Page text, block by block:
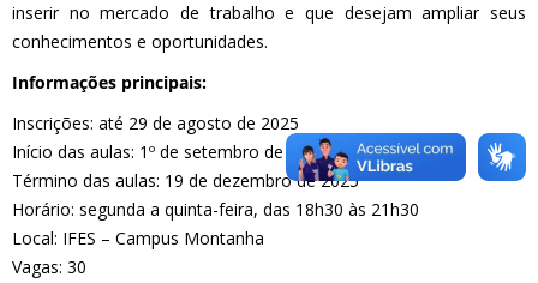
inserir no mercado de trabalho e que desejam ampliar seus
conhecimentos e oportunidades.
Informações principais:
Inscrições: até 29 de agosto de 2025
Início das aulas: 1º de setembro de 2025
Término das aulas: 19 de dezembro de 2025
Horário: segunda a quinta-feira, das 18h30 às 21h30
Local: IFES – Campus Montanha
Vagas: 30